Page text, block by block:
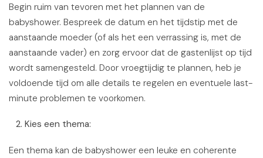
Begin ruim van tevoren met het plannen van de
babyshower. Bespreek de datum en het tijdstip met de
aanstaande moeder (of als het een verrassing is, met de
aanstaande vader) en zorg ervoor dat de gastenlijst op tijd
wordt samengesteld. Door vroegtijdig te plannen, heb je
voldoende tijd om alle details te regelen en eventuele last-
minute problemen te voorkomen.
2. Kies een thema:
Een thema kan de babyshower een leuke en coherente